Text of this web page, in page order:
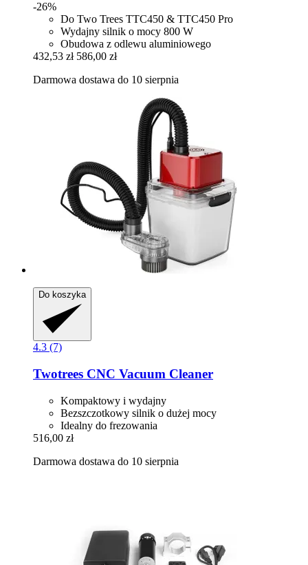
-26%
Do Two Trees TTC450 & TTC450 Pro
Wydajny silnik o mocy 800 W
Obudowa z odlewu aluminiowego
432,53 zł 586,00 zł
Darmowa dostawa do 10 sierpnia
Do koszyka
4.3 (7)
Twotrees CNC Vacuum Cleaner
Kompaktowy i wydajny
Bezszczotkowy silnik o dużej mocy
Idealny do frezowania
516,00 zł
Darmowa dostawa do 10 sierpnia